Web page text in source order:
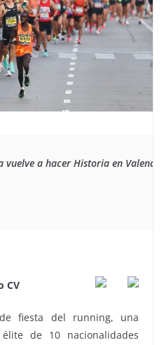
vuelve a hacer Historia en
CV
fiesta del running, una
de 10 nacionalidades